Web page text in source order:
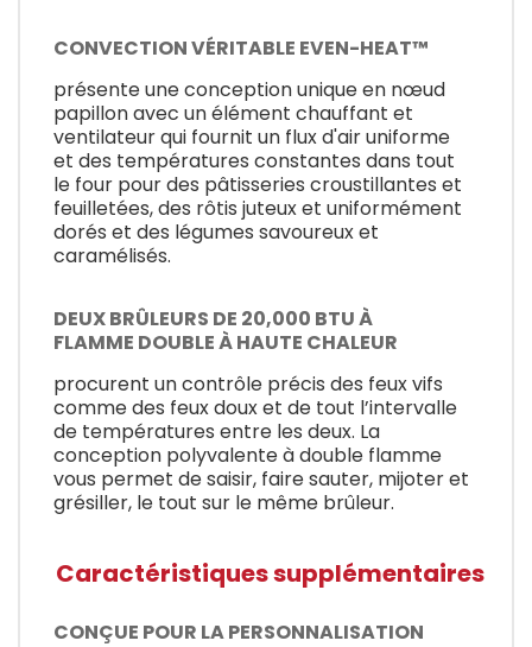
CONVECTION VÉRITABLE EVEN-HEAT™
présente une conception unique en nœud
papillon avec un élément chauffant et
ventilateur qui fournit un flux d'air uniforme
et des températures constantes dans tout
le four pour des pâtisseries croustillantes et
feuilletées, des rôtis juteux et uniformément
dorés et des légumes savoureux et
caramélisés.
DEUX BRÛLEURS DE 20,000 BTU À
FLAMME DOUBLE À HAUTE CHALEUR
procurent un contrôle précis des feux vifs
comme des feux doux et de tout l’intervalle
de températures entre les deux. La
conception polyvalente à double flamme
vous permet de saisir, faire sauter, mijoter et
grésiller, le tout sur le même brûleur.
Caractéristiques supplémentaires
CONÇUE POUR LA PERSONNALISATION